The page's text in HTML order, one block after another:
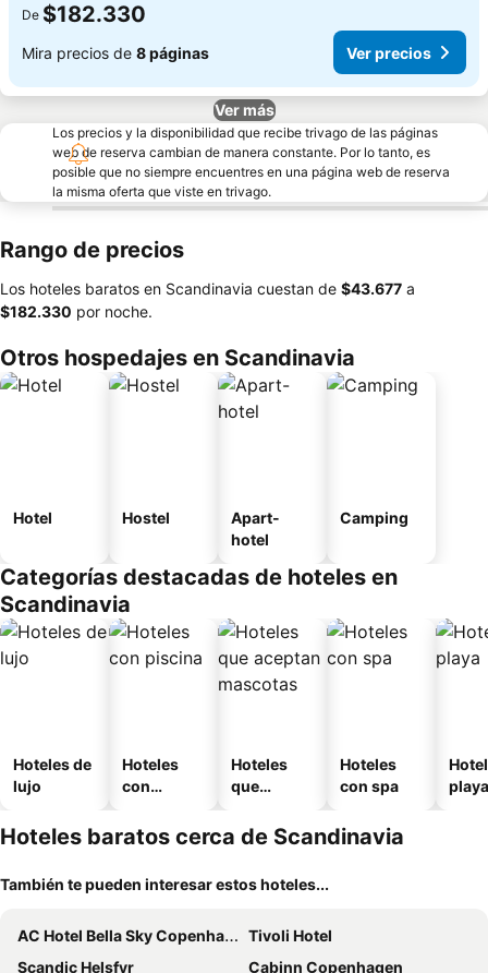
De $182.330
Mira precios de 8 páginas Ver precios
Ver más
Los precios y la disponibilidad que recibe trivago de las páginas
web de reserva cambian de manera constante. Por lo tanto, es
posible que no siempre encuentres en una página web de reserva
la misma oferta que viste en trivago.
Rango de precios
Los hoteles baratos en Scandinavia cuestan de ‎$43.677 a
‎$182.330 por noche.
Otros hospedajes en Scandinavia
Hotel Hostel
Apart-
hotel
Camping
Categorías destacadas de hoteles en
Scandinavia
Hoteles de
lujo
Hoteles
con
Hoteles
que
mascotas
Hoteles
con spa
playa
Hoteles baratos cerca de Scandinavia
También te pueden interesar estos hoteles...
AC Hotel Bella Sky Copenhagen
Tivoli Hotel
Scandic Helsfyr
Cabinn Copenhagen